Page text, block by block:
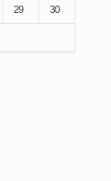
29 30